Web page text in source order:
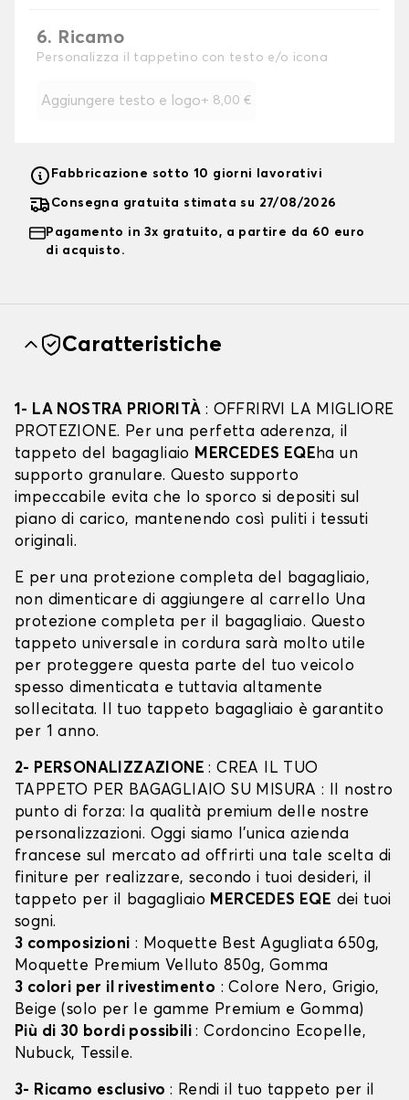
6. Ricamo
Personalizza il tappetino con testo e/o icona
Aggiungere testo e logo+ 8,00 €
Fabbricazione sotto 10 giorni lavorativi
Consegna gratuita stimata su 27/08/2026
Pagamento in 3x gratuito, a partire da 60 euro
di acquisto.
Caratteristiche
1- LA NOSTRA PRIORITÀ : OFFRIRVI LA MIGLIORE
PROTEZIONE. Per una perfetta aderenza, il
tappeto del bagagliaio MERCEDES EQEha un
supporto granulare. Questo supporto
impeccabile evita che lo sporco si depositi sul
piano di carico, mantenendo così puliti i tessuti
originali.
E per una protezione completa del bagagliaio,
non dimenticare di aggiungere al carrello Una
protezione completa per il bagagliaio. Questo
tappeto universale in cordura sarà molto utile
per proteggere questa parte del tuo veicolo
spesso dimenticata e tuttavia altamente
sollecitata. Il tuo tappeto bagagliaio è garantito
per 1 anno.
2- PERSONALIZZAZIONE: CREA IL TUO
TAPPETO PER BAGAGLIAIO SU MISURA : Il nostro
punto di forza: la qualità premium delle nostre
personalizzazioni. Oggi siamo l’unica azienda
francese sul mercato ad offrirti una tale scelta di
finiture per realizzare, secondo i tuoi desideri, il
tappeto per il bagagliaio MERCEDES EQE dei tuoi
sogni.
3 composizioni : Moquette Best Agugliata 650g,
Moquette Premium Velluto 850g, Gomma
3 colori per il rivestimento : Colore Nero, Grigio,
Beige (solo per le gamme Premium e Gomma)
Più di 30 bordi possibili: Cordoncino Ecopelle,
Nubuck, Tessile.
3- Ricamo esclusivo : Rendi il tuo tappeto per il